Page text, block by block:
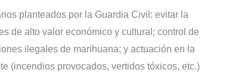
planteados por la Guardia Civil: evitar la
de alto valor económico y cultural; control de
ilegales de marihuana; y actuación en la
(incendios provocados, vertidos tóxicos, etc.)